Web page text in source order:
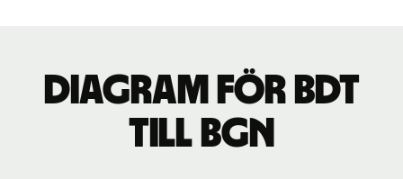
Diagram för BDT
till BGN